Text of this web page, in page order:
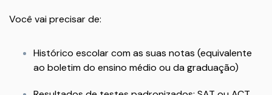
Você vai precisar de:
Histórico escolar com as suas notas (equivalente
ao boletim do ensino médio ou da graduação)